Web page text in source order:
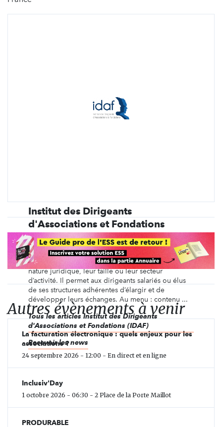
Institut des Dirigeants
d'Associations et Fondations
(IDAF)
L’IDAF rassemble des organismes du monde
associatif, sans but lucratif, quels que soient leur
nature juridique, leur taille ou leur secteur
d’activité. Il permet aux dirigeants salariés ou élus
de ses structures adhérentes d’élargir et de
développer leurs échanges. Au menu : contenu ...
Tous les articles Institut des Dirigeants
d'Associations et Fondations (IDAF)
Recevoir les news
Autres évènements à venir
La facturation électronique : quels enjeux pour les
associations ?
24 septembre 2026 - 12:00 - En direct et en ligne
Inclusiv'Day
1 octobre 2026 - 06:30 - 2 Place de la Porte Maillot
PRODURABLE